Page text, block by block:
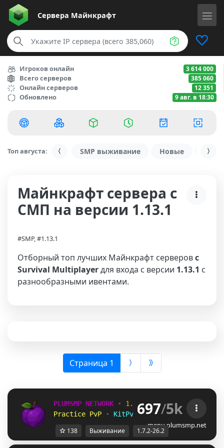
Сервера Майнкрафт
Игроков онлайн 3 614 000
Всего серверов 385 060
Онлайн серверов 12 351
Обновлено 9 авг. в 18:30
Топ августа: SMP выживание Новые С
Майнкрафт сервера с
СМП на версии 1.13.1
#SMP, #1.13.1
Отборный топ лучших Майнкрафт серверовс
Survival Multiplayerдля входа с версии 1.13.1 с
разнообразными ивентами.
Страница 1 (выбрана)
PLUMSMP NETWORK • 1.7.2 ➜ 26.2
Practice PvP
• KitPvP • Lifesteal
697/5k
menu.plumsmp.net
138 Выживание 1.7.2-26.2